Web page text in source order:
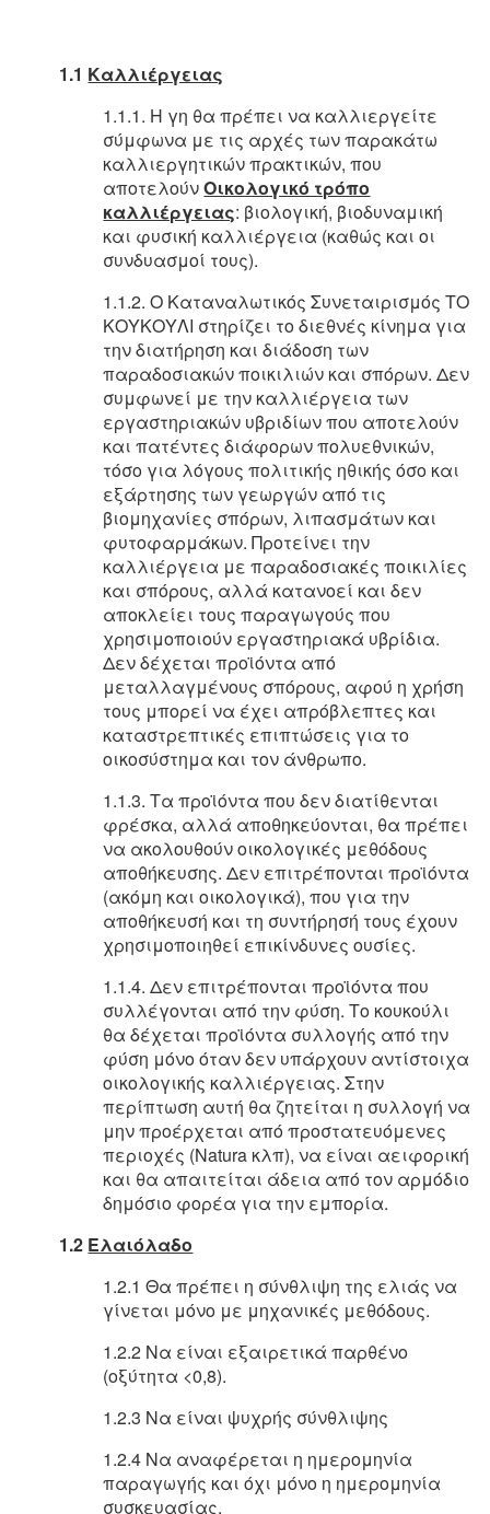
1.1 Καλλιέργειας
1.1.1. Η γη θα πρέπει να καλλιεργείτε
σύμφωνα με τις αρχές των παρακάτω
καλλιεργητικών πρακτικών, που
αποτελούνΟικολογικό τρόπο
καλλιέργειας: βιολογική, βιοδυναμική
και φυσική καλλιέργεια (καθώς και οι
συνδυασμοί τους).
1.1.2. Ο Καταναλωτικός Συνεταιρισμός ΤΟ
ΚΟΥΚΟΥΛΙ στηρίζει το διεθνές κίνημα για
την διατήρηση και διάδοση των
παραδοσιακών ποικιλιών και σπόρων. Δεν
συμφωνεί με την καλλιέργεια των
εργαστηριακών υβριδίων που αποτελούν
και πατέντες διάφορων πολυεθνικών,
τόσο για λόγους πολιτικής ηθικής όσο και
εξάρτησης των γεωργών από τις
βιομηχανίες σπόρων, λιπασμάτων και
φυτοφαρμάκων. Προτείνει την
καλλιέργεια με παραδοσιακές ποικιλίες
και σπόρους, αλλά κατανοεί και δεν
αποκλείει τους παραγωγούς που
χρησιμοποιούν εργαστηριακά υβρίδια.
Δεν δέχεται προϊόντα από
μεταλλαγμένους σπόρους, αφού η χρήση
τους μπορεί να έχει απρόβλεπτες και
καταστρεπτικές επιπτώσεις για το
οικοσύστημα και τον άνθρωπο.
1.1.3. Τα προϊόντα που δεν διατίθενται
φρέσκα, αλλά αποθηκεύονται, θα πρέπει
να ακολουθούν οικολογικές μεθόδους
αποθήκευσης. Δεν επιτρέπονται προϊόντα
(ακόμη και οικολογικά), που για την
αποθήκευσή και τη συντήρησή τους έχουν
χρησιμοποιηθεί επικίνδυνες ουσίες.
1.1.4. Δεν επιτρέπονται προϊόντα που
συλλέγονται από την φύση. Το κουκούλι
θα δέχεται προϊόντα συλλογής από την
φύση μόνο όταν δεν υπάρχουν αντίστοιχα
οικολογικής καλλιέργειας. Στην
περίπτωση αυτή θα ζητείται η συλλογή να
μην προέρχεται από προστατευόμενες
περιοχές (Natura κλπ), να είναι αειφορική
και θα απαιτείται άδεια από τον αρμόδιο
δημόσιο φορέα για την εμπορία.
1.2 Ελαιόλαδο
1.2.1 Θα πρέπει η σύνθλιψη της ελιάς να
γίνεται μόνο με μηχανικές μεθόδους.
1.2.2 Να είναι εξαιρετικά παρθένο
(οξύτητα <0,8).
1.2.3 Να είναι ψυχρής σύνθλιψης
1.2.4 Να αναφέρεται η ημερομηνία
παραγωγής και όχι μόνο η ημερομηνία
συσκευασίας.